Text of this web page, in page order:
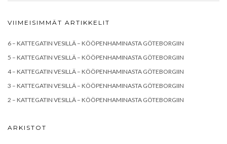
VIIMEISIMMÄT ARTIKKELIT
6 – KATTEGATIN VESILLÄ – KÖÖPENHAMINASTA GÖTEBORGIIN
5 – KATTEGATIN VESILLÄ – KÖÖPENHAMINASTA GÖTEBORGIIN
4 – KATTEGATIN VESILLÄ – KÖÖPENHAMINASTA GÖTEBORGIIN
3 – KATTEGATIN VESILLÄ – KÖÖPENHAMINASTA GÖTEBORGIIN
2 – KATTEGATIN VESILLÄ – KÖÖPENHAMINASTA GÖTEBORGIIN
ARKISTOT